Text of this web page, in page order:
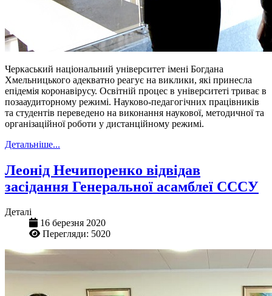
Черкаський національний університет імені Богдана
Хмельницького адекватно реагує на виклики, які принесла
епідемія коронавірусу. Освітній процес в університеті триває в
позааудиторному режимі. Науково-педагогічних працівників
та студентів переведено на виконання наукової, методичної та
організаційної роботи у дистанційному режимі.
Детальніше...
Леонід Нечипоренко відвідав
засідання Генеральної асамблеї СССУ
Деталі
16 березня 2020
Перегляди: 5020